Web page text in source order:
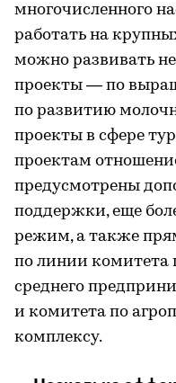
многочисленного
работать на
можно развивать
проекты — по
по развитию
проекты в сфере
проектам
предусмотрены
поддержки, еще
режим, а также
по линии комитета
среднего
и комитета по
комплексу.